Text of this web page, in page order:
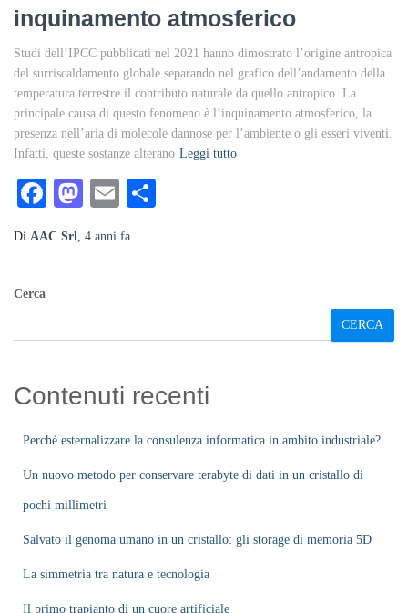
inquinamento atmosferico
Studi dell’IPCC pubblicati nel 2021 hanno dimostrato l’origine antropica
del surriscaldamento globale separando nel grafico dell’andamento della
temperatura terrestre il contributo naturale da quello antropico. La
principale causa di questo fenomeno è l’inquinamento atmosferico, la
presenza nell’aria di molecole dannose per l’ambiente o gli esseri viventi.
Infatti, queste sostanze alterano Leggi tutto
Facebook
Mastodon
Email
Di AAC Srl 4 anni fa
Cerca
CERCA
Contenuti recenti
Perché esternalizzare la consulenza informatica in ambito industriale?
Un nuovo metodo per conservare terabyte di dati in un cristallo di
pochi millimetri
Salvato il genoma umano in un cristallo: gli storage di memoria 5D
La simmetria tra natura e tecnologia
Il primo trapianto di un cuore artificiale